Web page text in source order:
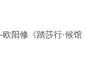
阳修《踏莎行·候馆